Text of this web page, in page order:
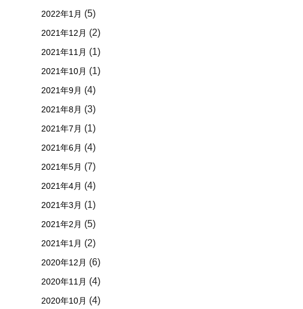
2022年1月 (5)
2021年12月 (2)
2021年11月 (1)
2021年10月 (1)
2021年9月 (4)
2021年8月 (3)
2021年7月 (1)
2021年6月 (4)
2021年5月 (7)
2021年4月 (4)
2021年3月 (1)
2021年2月 (5)
2021年1月 (2)
2020年12月 (6)
2020年11月 (4)
2020年10月 (4)